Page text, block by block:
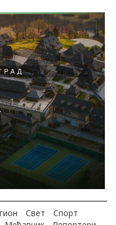
Свет
Спорт